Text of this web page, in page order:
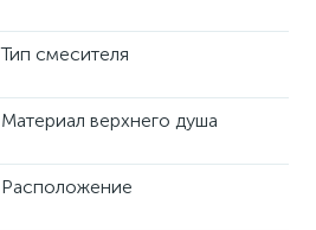
Тип смесителя
Материал верхнего душа
Расположение